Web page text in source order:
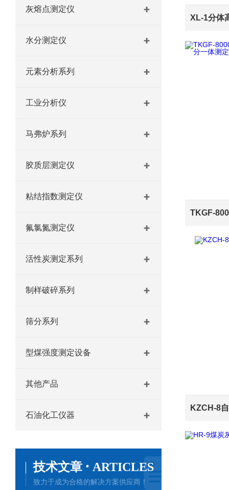
灰熔点测定仪
水分测定仪
元素分析系列
工业分析仪
马弗炉系列
胶质层测定仪
粘结指数测定仪
氟氯氮测定仪
活性炭测定系列
制样破碎系列
筛分系列
型煤强度测定设备
其他产品
石油化工仪器
技术文章 · ARTICLES
致力于成为合格的解决方案供应商！